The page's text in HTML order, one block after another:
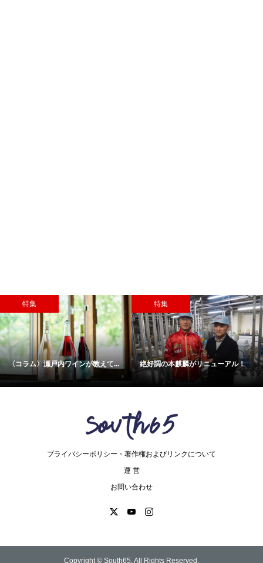
特集
〈コラム〉瀬戸内ワインが教えて...
特集
絶好調の本麒麟がリニューアル！
プライバシーポリシー・著作権およびリンクについて
運 営
お問い合わせ
Copyright © South65. All Rights Reserved.